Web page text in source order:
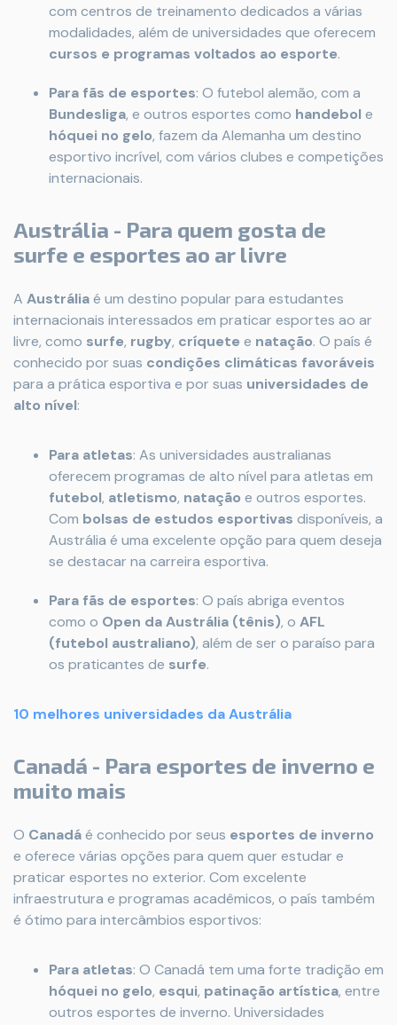
com centros de treinamento dedicados a várias
modalidades, além de universidades que oferecem
cursos e programas voltados ao esporte.
Para fãs de esportes: O futebol alemão, com a
Bundesliga, e outros esportes como handebol e
hóquei no gelo, fazem da Alemanha um destino
esportivo incrível, com vários clubes e competições
internacionais.
Austrália - Para quem gosta de
surfe e esportes ao ar livre
A Austráliaé um destino popular para estudantes
internacionais interessados em praticar esportes ao ar
livre, como surfe, rugby, críquete e natação. O país é
conhecido por suas condições climáticas favoráveis
para a prática esportiva e por suas universidades de
alto nível:
Para atletas: As universidades australianas
oferecem programas de alto nível para atletas em
futebol, atletismo, natação e outros esportes.
Com bolsas de estudos esportivas disponíveis, a
Austrália é uma excelente opção para quem deseja
se destacar na carreira esportiva.
Para fãs de esportes: O país abriga eventos
como o Open da Austrália (tênis), o AFL
(futebol australiano), além de ser o paraíso para
os praticantes de surfe.
10 melhores universidades da Austrália
Canadá - Para esportes de inverno e
muito mais
O Canadáé conhecido por seus esportes de inverno
e oferece várias opções para quem quer estudar e
praticar esportes no exterior. Com excelente
infraestrutura e programas acadêmicos, o país também
é ótimo para intercâmbios esportivos:
Para atletas: O Canadá tem uma forte tradição em
hóquei no gelo, esqui, patinação artística, entre
outros esportes de inverno. Universidades